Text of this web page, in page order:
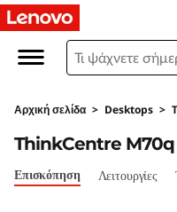
T
h
n
k
Αρχική σελίδα > Desktops >
ThinkCentre M70q
Επισκόπηση Λειτουργίες